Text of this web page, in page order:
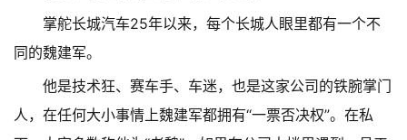
掌舵长城汽车25年以来，每个长城人眼里都有一个不
同的魏建军。
他是技术狂、赛车手、车迷，也是这家公司的铁腕掌门
人，在任何大小事情上魏建军都拥有“一票否决权”。在私